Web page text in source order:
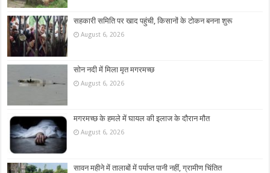
सहकारी समिति पर खाद पहुंची, किसानों के टोकन बनना शुरू
August 6, 2026
सोन नदी में मिला मृत मगरमच्छ
August 6, 2026
मगरमच्छ के हमले में घायल की इलाज के दौरान मौत
August 6, 2026
सावन महीने में तालाबों में पर्याप्त पानी नहीं, ग्रामीण चिंतित